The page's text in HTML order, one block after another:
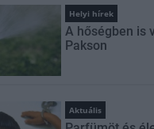
Helyi hírek
A hőségben is
Pakson
Aktuális